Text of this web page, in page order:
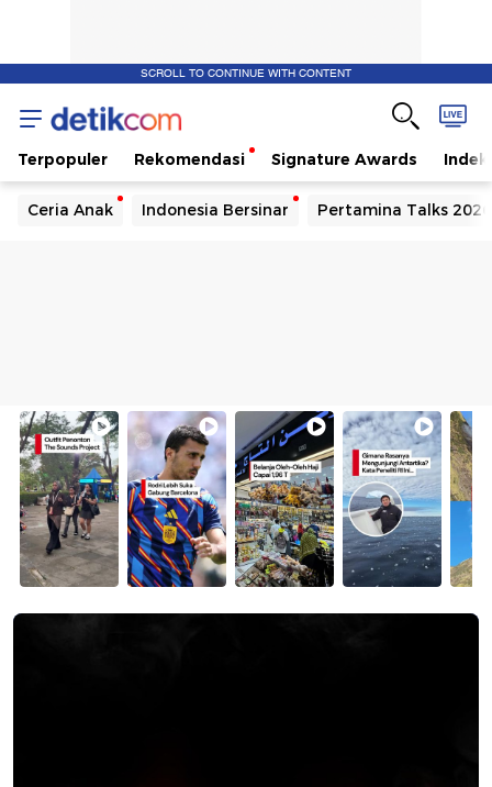
SCROLL TO CONTINUE WITH CONTENT
Terpopuler Rekomendasi Signature Awards
Ceria Anak Indonesia Bersinar Pertamina Talks 2026